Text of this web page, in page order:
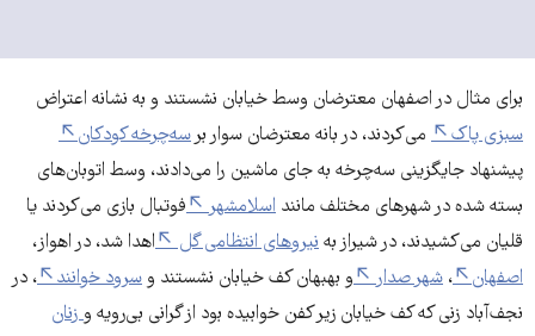
برای مثال در اصفهان معترضان وسط خیابان نشستند و به نشانه اعتراض
سبزی پاک
می‌کردند، در بانه معترضان سوار برسه‌­چرخه کودکان
پیشنهاد جایگزینی سه‌چرخه به جای ماشین را می‌دادند، وسط اتوبان­‌های
بسته شده در شهرهای مختلف مانند اسلامشهر
فوتبال بازی می‌­کردند یا
قلیان می­‌کشیدند، در شیراز بهنیروهای انتظامی گل
اهدا شد، در اهواز،
اصفهان
، شهر صدار و بهبهان کف خیابان نشستند و سرود خوانند
، در
نجف‌آباد زنی که کف خیابان زیر کفن خوابیده بود از گرانی بی‌رویه وزنان